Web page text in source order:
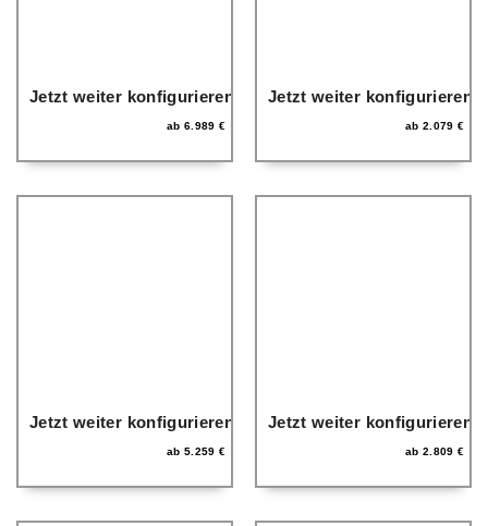
Jetzt weiter konfigurieren
ab6.989€
Jetzt weiter konfigurieren
ab2.079€
Jetzt weiter konfigurieren
ab5.259€
Jetzt weiter konfigurieren
ab2.809€